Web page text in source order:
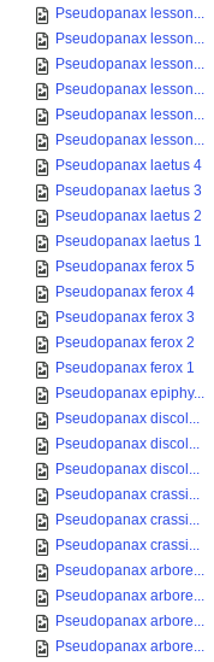
Pseudopanax lesson...
Pseudopanax lesson...
Pseudopanax lesson...
Pseudopanax lesson...
Pseudopanax lesson...
Pseudopanax lesson...
Pseudopanax laetus 4
Pseudopanax laetus 3
Pseudopanax laetus 2
Pseudopanax laetus 1
Pseudopanax ferox 5
Pseudopanax ferox 4
Pseudopanax ferox 3
Pseudopanax ferox 2
Pseudopanax ferox 1
Pseudopanax epiphy...
Pseudopanax discol...
Pseudopanax discol...
Pseudopanax discol...
Pseudopanax crassi...
Pseudopanax crassi...
Pseudopanax crassi...
Pseudopanax arbore...
Pseudopanax arbore...
Pseudopanax arbore...
Pseudopanax arbore...